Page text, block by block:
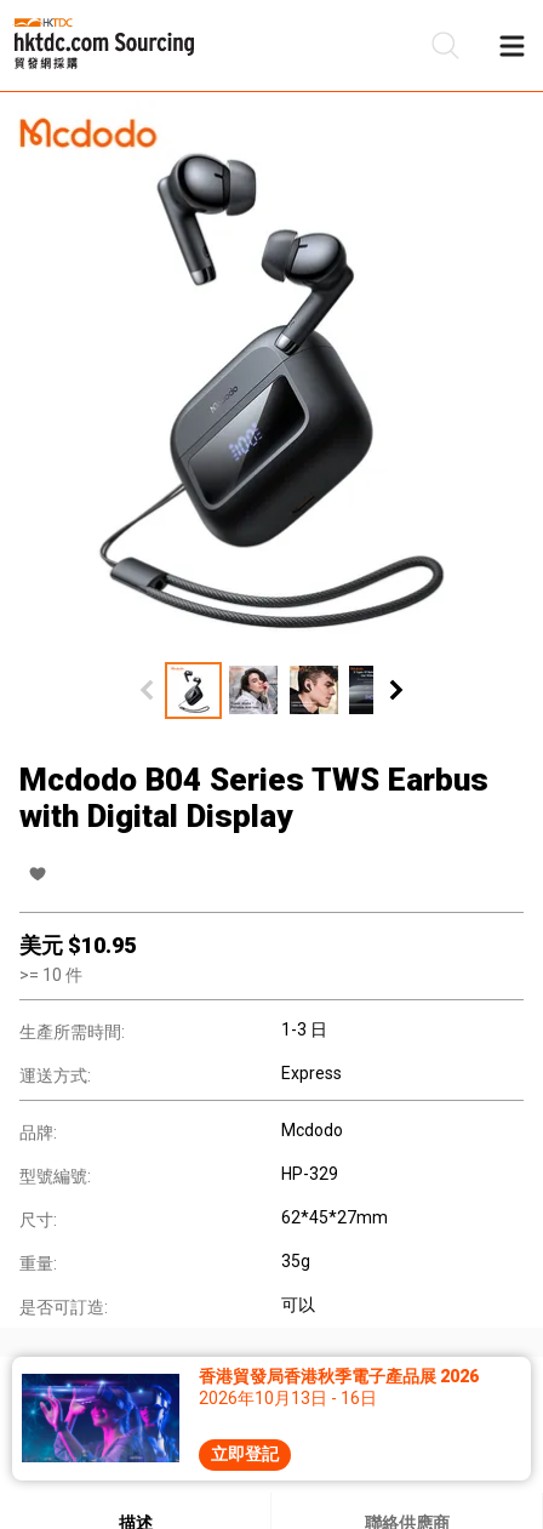
Mcdodo B04 Series TWS Earbus
with Digital Display
美元 $10.95
>= 10 件
生產所需時間: 1-3 日
運送方式: Express
品牌: Mcdodo
型號編號: HP-329
尺寸: 62*45*27mm
重量: 35g
是否可訂造: 可以
香港貿發局香港秋季電子產品展 2026
2026年10月13日 - 16日
立即登記
描述 聯絡供應商